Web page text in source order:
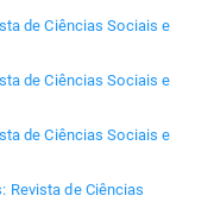
de Ciências Sociais e
de Ciências Sociais e
de Ciências Sociais e
Revista de Ciências